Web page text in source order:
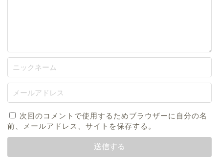
次回のコメントで使用するためブラウザーに自分の名
前、メールアドレス、サイトを保存する。